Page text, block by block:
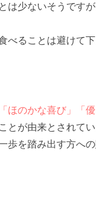
は少ないそうです
べることは避けて下
ほのかな喜び」「優
とが由来とされてい
歩を踏み出す方へ